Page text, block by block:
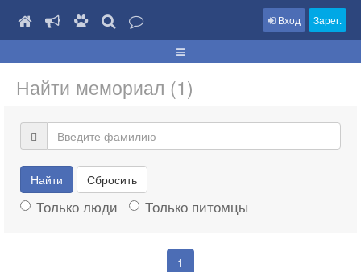
Вход Зарег.
Найти мемориал (1)
Найти Сбросить
Только люди Только питомцы
1